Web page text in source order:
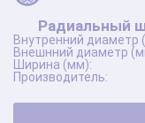
Радиальный